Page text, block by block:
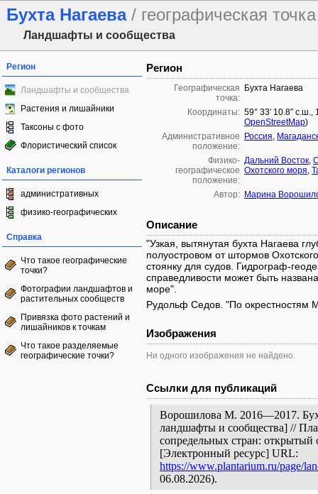
Бухта Нагаева / географическая точка
Ландшафты и сообщества
Регион
Ландшафты и сообщества
Растения и лишайники
Таксоны с фото
Флористический список
Каталоги регионов
административных
физико-географических
Справка
Что такое географические
точки?
Фотографии ландшафтов и
растительных сообществ
Привязка фото растений и
лишайников к точкам
Что такое разделяемые
географические точки?
Регион
Географическая
точка:
Бухта Нагаева
Координаты: 59° 33′ 10.8″ с.ш.,
OpenStreetMap)
Административное
положение:
Россия,
Физико-
географическое
положение:
Дальний Восток,
Охотского моря,
Автор: Марина
Описание
"Узкая, вытянутая бухта Нагаева
полуостровом от штормов
стоянку для судов. Гидрограф-
справедливости может быть
море".
Рудольф Седов. "По окрестностям
Изображения
Ни одного изображения не найдено.
Ссылки для публикаций
Ворошилова М. 2016—2017.
ландшафты и сообщества] //
сопредельных стран: открытый
[Электронный ресурс] URL:
https://www.plantarium.ru/page/
06.08.2026).